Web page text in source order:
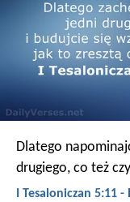
Dlatego
drugiego, co też
I Tesaloniczan 5:11 -